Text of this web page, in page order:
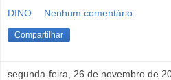
DINO Nenhum comentário:
Compartilhar
segunda-feira, 26 de novembro de